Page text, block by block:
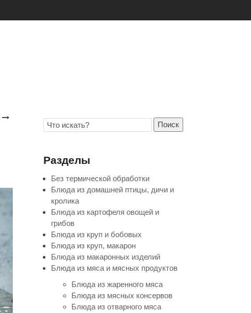
Поиск
Разделы
Без термической обработки
Блюда из домашней птицы, дичи и
кролика
Блюда из картофеля овощей и
грибов
Блюда из круп и бобовых
Блюда из круп, макарон
Блюда из макаронных изделий
Блюда из мяса и мясных продуктов
Блюда из жаренного мяса
Блюда из мясных консервов
Блюда из отварного мяса